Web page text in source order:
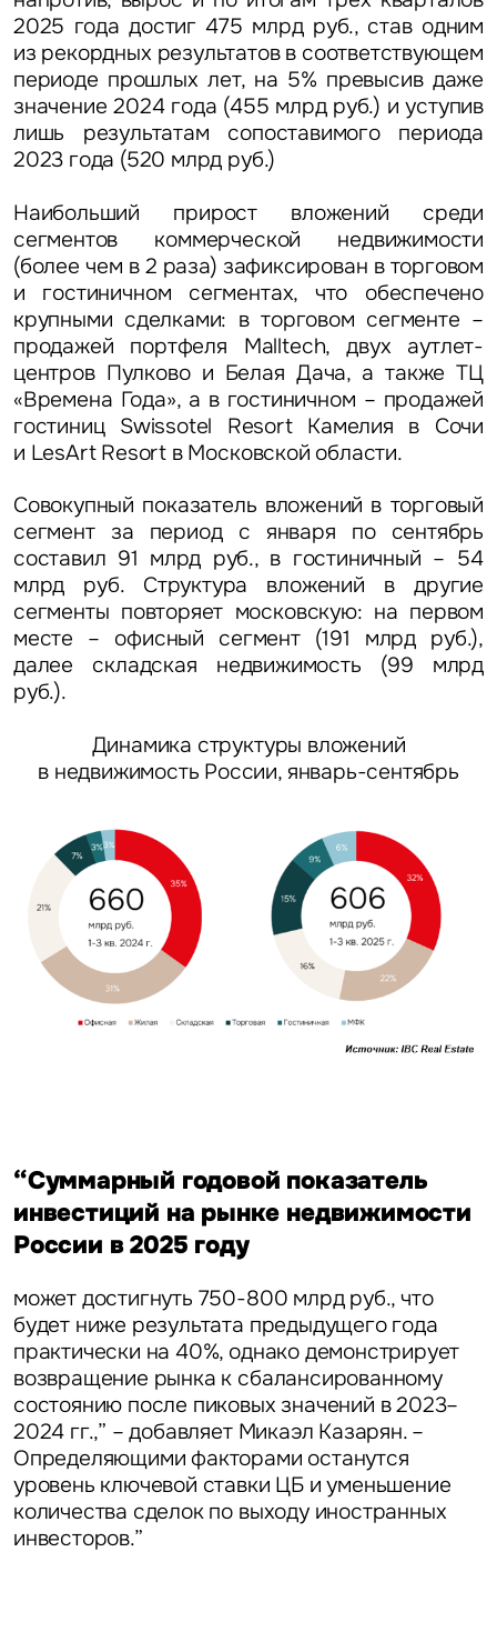
2025 года достиг 475 млрд руб., став одним
из рекордных результатов в соответствующем
периоде прошлых лет, на 5% превысив даже
значение 2024 года (455 млрд руб.) и уступив
лишь результатам сопоставимого периода
2023 года (520 млрд руб.)
Наибольший прирост вложений среди
сегментов коммерческой недвижимости
(более чем в 2 раза) зафиксирован в торговом
и гостиничном сегментах, что обеспечено
крупными сделками: в торговом сегменте –
продажей портфеля Malltech, двух аутлет-
центров Пулково и Белая Дача, а также ТЦ
«Времена Года», а в гостиничном – продажей
гостиниц Swissotel Resort Камелия в Сочи
и LesArt Resort в Московской области.
Совокупный показатель вложений в торговый
сегмент за период с января по сентябрь
составил 91 млрд руб.,в гостиничный – 54
млрд руб. Структура вложений в другие
сегменты повторяет московскую: на первом
месте – офисный сегмент (191 млрд руб.),
далее складская недвижимость (99 млрд
руб.).
Динамика структуры вложений
в недвижимость России, январь-сентябрь
“Суммарный годовой показатель
инвестиций на рынке недвижимости
России в 2025 году
может достигнуть 750-800 млрд руб., что
будет ниже результата предыдущего года
практически на 40%, однако демонстрирует
возвращение рынка к сбалансированному
состоянию после пиковых значений в 2023–
2024 гг.,” – добавляет Микаэл Казарян.–
Определяющими факторами останутся
уровень ключевой ставки ЦБ и уменьшение
количества сделок по выходу иностранных
инвесторов.”
Это обязательное поле
Отправить
Нажимая на кнопку «Отправить», вы даете свое согласие
на обработку и использование ваших персональных данных
персональных данных